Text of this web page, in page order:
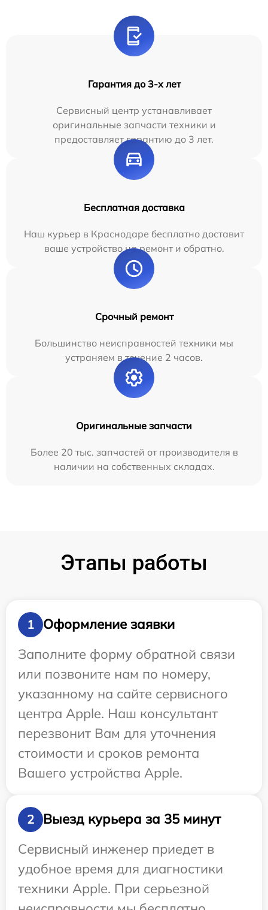
Гарантия до 3-х лет
Сервисный центр устанавливает
оригинальные запчасти техники и
предоставляет гарантию до 3 лет.
Бесплатная доставка
Наш курьер в Краснодаре бесплатно доставит
ваше устройство на ремонт и обратно.
Срочный ремонт
Большинство неисправностей техники мы
устраняем в течение 2 часов.
Оригинальные запчасти
Более 20 тыс. запчастей от производителя в
наличии на собственных складах.
Этапы работы
1
Оформление заявки
Заполните форму обратной связи
или позвоните нам по номеру,
указанному на сайте сервисного
центра Apple. Наш консультант
перезвонит Вам для уточнения
стоимости и сроков ремонта
Вашего устройства Apple.
2
Выезд курьера за 35 минут
Сервисный инженер приедет в
удобное время для диагностики
техники Apple. При серьезной